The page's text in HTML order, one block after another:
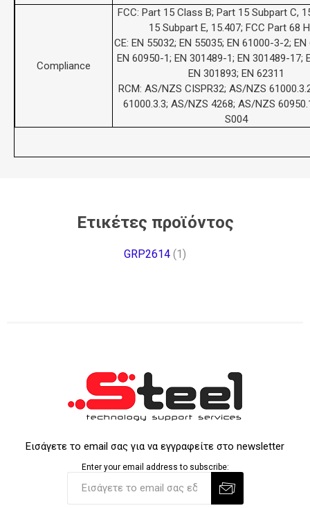
Compliance
FCC: Part 15 Class B; Part 15 Subpart C,
15 Subpart E, 15.407; FCC Part 68
CE: EN 55032; EN 55035; EN 61000-3-2;
EN 60950-1; EN 301489-1; EN 301489-17;
EN 301893; EN 62311
RCM: AS/NZS CISPR32; AS/NZS
61000.3.3; AS/NZS 4268; AS/NZS
S004
Ετικέτες προϊόντος
GRP2614 (1)
Εισάγετε το email σας για να εγγραφείτε στο newsletter
Enter your email address to subscribe: